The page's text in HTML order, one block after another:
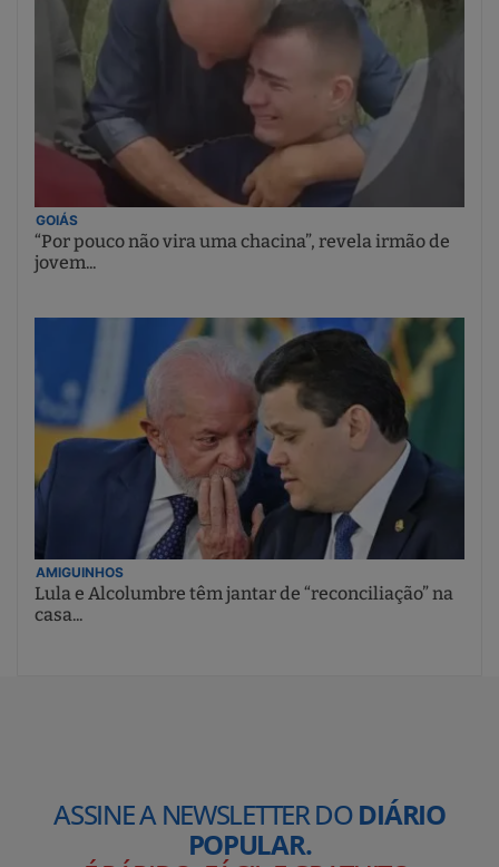
GOIÁS
“Por pouco não vira uma chacina”, revela irmão de
jovem...
AMIGUINHOS
Lula e Alcolumbre têm jantar de “reconciliação” na
casa...
ASSINE A NEWSLETTER DODIÁRIO
POPULAR.